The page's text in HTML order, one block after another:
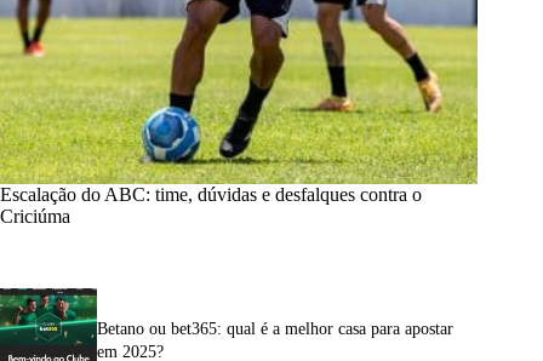
Escalação do ABC: time, dúvidas e desfalques contra o
Criciúma
Betano ou bet365: qual é a melhor casa para apostar
em 2025?